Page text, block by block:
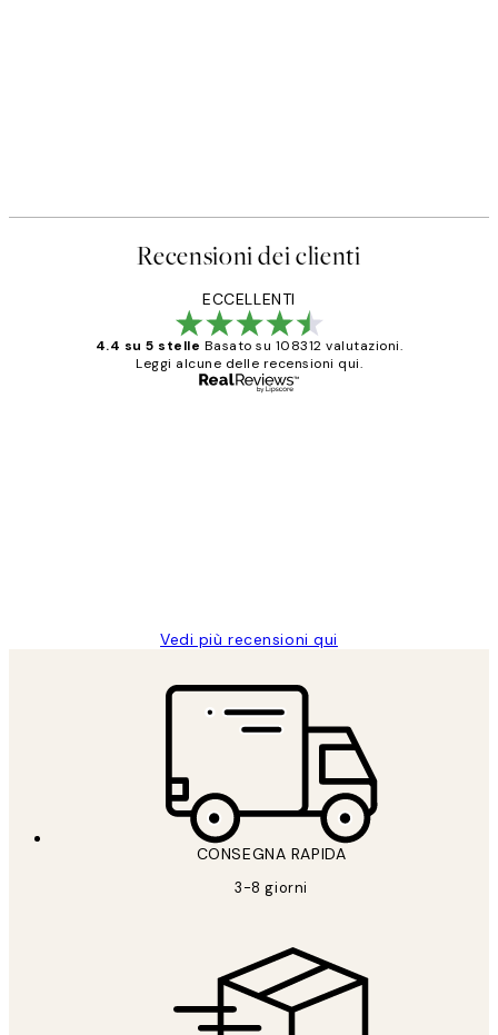
Recensioni dei clienti
ECCELLENTI
4.4 su 5 stelle Basato su 108312 valutazioni.
Leggi alcune delle recensioni qui.
Vedi più recensioni qui
CONSEGNA RAPIDA
3-8 giorni